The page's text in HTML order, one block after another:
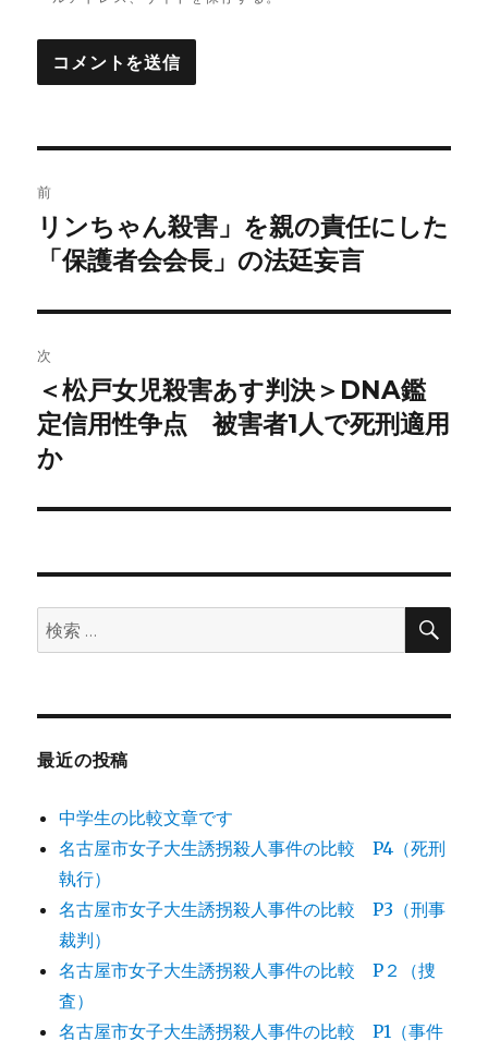
稿
ナ
ビ
ゲ
ー
シ
前
前
の
稿:
リンちゃん殺害」を親の責任にした
「保護者会会長」の法廷妄言
次
次
の
投
＜松戸女児殺害あす判決＞DNA鑑
定信用性争点 被害者1人で死刑適用
か
検
索:
検
最近の投稿
中学生の比較文章です
名古屋市女子大生誘拐殺人事件の比較 P4（死刑
執行）
名古屋市女子大生誘拐殺人事件の比較 P3（刑事
裁判）
名古屋市女子大生誘拐殺人事件の比較 P２（捜
査）
名古屋市女子大生誘拐殺人事件の比較 P1（事件